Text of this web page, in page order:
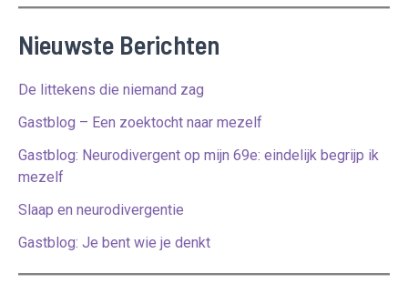
Nieuwste Berichten
De littekens die niemand zag
Gastblog – Een zoektocht naar mezelf
Gastblog: Neurodivergent op mijn 69e: eindelijk begrijp ik
mezelf
Slaap en neurodivergentie
Gastblog: Je bent wie je denkt